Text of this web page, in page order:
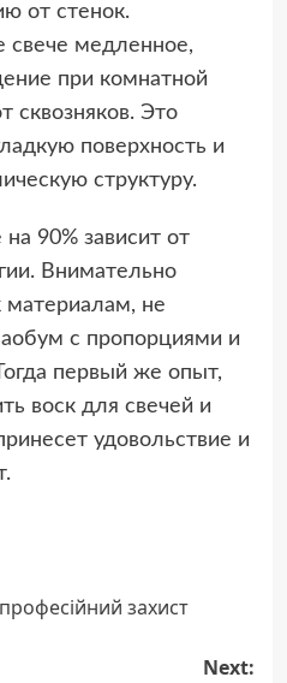
от стенок.
свече медленное,
при комнатной
сквозняков. Это
поверхность и
структуру.
90% зависит от
Внимательно
материалам, не
с пропорциями и
первый же опыт,
воск для свечей и
удовольствие и
захист
Next: